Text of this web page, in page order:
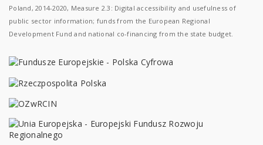
Poland, 2014-2020, Measure 2.3: Digital accessibility and usefulness of
public sector information; funds from the European Regional
Development Fund and national co-financing from the state budget.